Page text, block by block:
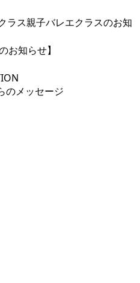
ラス親子バレエクラスのお知
お知らせ】
のメッセージ